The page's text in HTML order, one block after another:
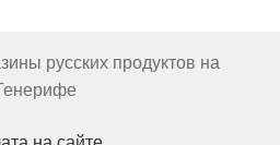
русских продуктов на